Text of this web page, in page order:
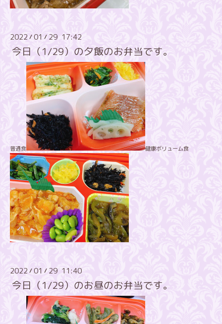
2022 /01 / 29 17:42
今日（1/29）の夕飯のお弁当です。
普通食 健康ボリューム食
2022 /01 / 29 11:40
今日（1/29）のお昼のお弁当です。